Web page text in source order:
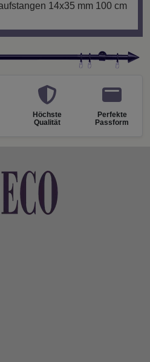
14x35 mm 100 cm
Höchste
Qualität
Perfekte
Passform